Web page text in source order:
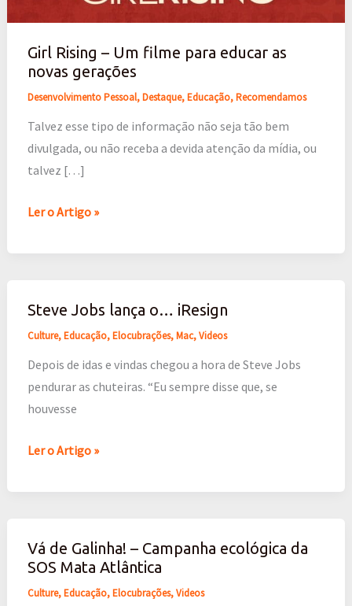
Girl Rising – Um filme para educar as
novas gerações
Desenvolvimento Pessoal,Destaque,Educação,Recomendamos
Talvez esse tipo de informação não seja tão bem
divulgada, ou não receba a devida atenção da mídia, ou
talvez […]
novas
gerações
Ler o Artigo »
Steve Jobs lança o… iResign
Culture,Educação,Elocubrações,Mac,Videos
Depois de idas e vindas chegou a hora de Steve Jobs
pendurar as chuteiras. “Eu sempre disse que, se
houvesse
Steve
Jobs
o…
iResign
Ler o Artigo »
Vá de Galinha‬‏! – Campanha ecológica da
SOS Mata Atlântica
Culture,Educação,Elocubrações,Videos
Vá
de
Galinha‬‏!